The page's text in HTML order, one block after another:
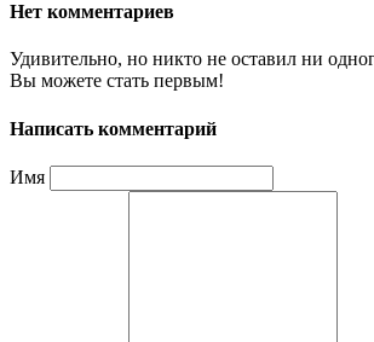
Нет комментариев
Удивительно, но никто не оставил ни
Вы можете стать первым!
Написать комментарий
Имя